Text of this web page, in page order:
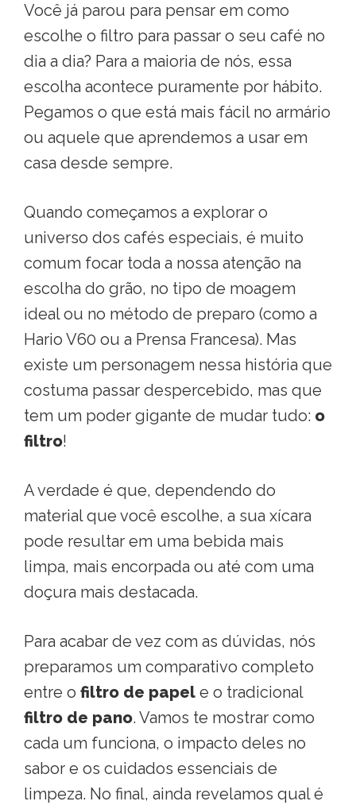
Você já parou para pensar em como
escolhe o filtro para passar o seu café no
dia a dia? Para a maioria de nós, essa
escolha acontece puramente por hábito.
Pegamos o que está mais fácil no armário
ou aquele que aprendemos a usar em
casa desde sempre.
Quando começamos a explorar o
universo dos cafés especiais, é muito
comum focar toda a nossa atenção na
escolha do grão, no tipo de moagem
ideal ou no método de preparo (como a
Hario V60 ou a Prensa Francesa). Mas
existe um personagem nessa história que
costuma passar despercebido, mas que
tem um poder gigante de mudar tudo: o
filtro!
A verdade é que, dependendo do
material que você escolhe, a sua xícara
pode resultar em uma bebida mais
limpa, mais encorpada ou até com uma
doçura mais destacada.
Para acabar de vez com as dúvidas, nós
preparamos um comparativo completo
entre o filtro de papel e o tradicional
filtro de pano. Vamos te mostrar como
cada um funciona, o impacto deles no
sabor e os cuidados essenciais de
limpeza. No final, ainda revelamos qual é